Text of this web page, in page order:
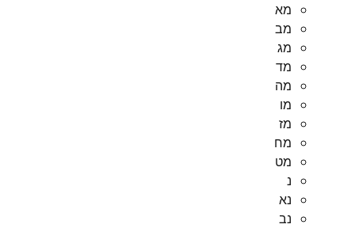
מא
מב
מג
מד
מה
מו
מז
מח
מט
נ
נא
נב